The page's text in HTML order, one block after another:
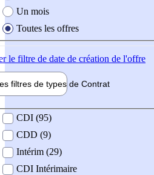
Un mois
Toutes les offres
le filtre de date de création de l'offre
filtres de types de Contrat
contrat
CDI (95)
CDD (9)
Intérim (29)
CDI Intérimaire